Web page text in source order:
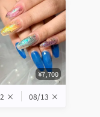
¥7,700
× 08/13 ×